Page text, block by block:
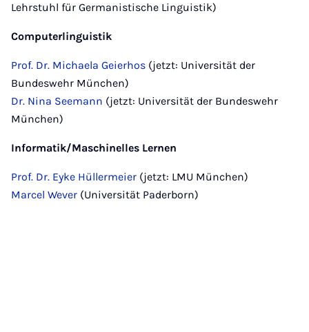
Lehrstuhl für Germanistische Linguistik)
Computerlinguistik
Prof. Dr. Michaela Geierhos (jetzt: Universität der
Bundeswehr München)
Dr. Nina Seemann (jetzt: Universität der Bundeswehr
München)
Informatik/Maschinelles Lernen
Prof. Dr. Eyke Hüllermeier (jetzt: LMU München)
Marcel Wever (Universität Paderborn)